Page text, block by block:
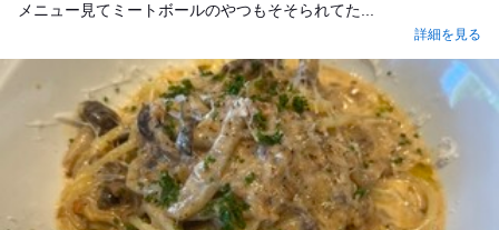
メニュー見てミートボールのやつもそそられてた...
詳細を見る